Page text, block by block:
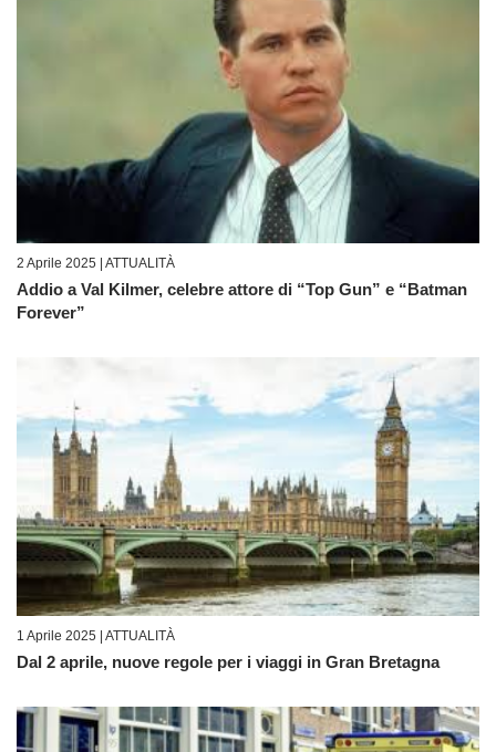
2 Aprile 2025 | ATTUALITÀ
Addio a Val Kilmer, celebre attore di “Top Gun” e “Batman
Forever”
1 Aprile 2025 | ATTUALITÀ
Dal 2 aprile, nuove regole per i viaggi in Gran Bretagna